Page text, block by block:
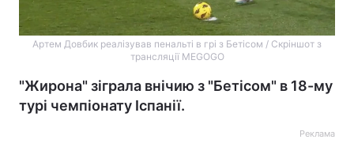
Артем Довбик реалізував пенальті в грі з Бетісом / Скріншот з
трансляції MEGOGO
"Жирона" зіграла внічию з "Бетісом" в 18-му
турі чемпіонату Іспанії.
Реклама